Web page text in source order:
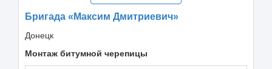
Бригада «Максим Дмитриевич»
Донецк
Монтаж битумной черепицы